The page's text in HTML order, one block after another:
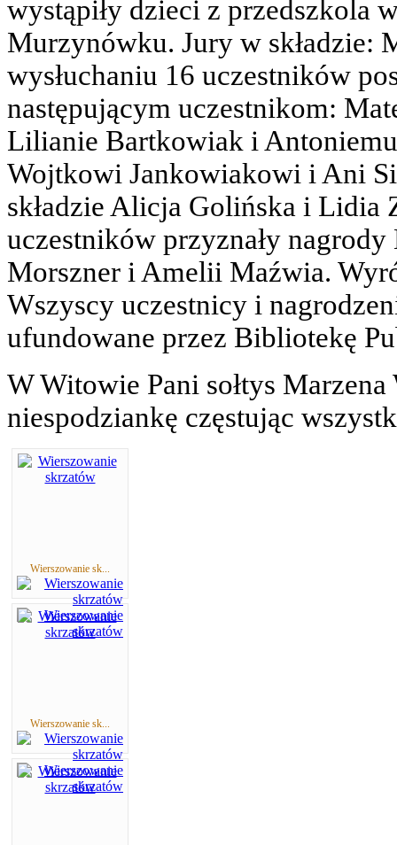
wystąpiły dzieci z przedszkola
Murzynówku. Jury w składzie:
wysłuchaniu 16 uczestników
następującym uczestnikom:
Lilianie Bartkowiak i
Wojtkowi Jankowiakowi i Ani
składzie Alicja Golińska i Lidia
uczestników przyznały
Morszner i Amelii Maźwia.
Wszyscy uczestnicy i
ufundowane przez Bibliotekę
W Witowie Pani sołtys
niespodziankę częstując
Wierszowanie sk...
Wierszowanie sk...